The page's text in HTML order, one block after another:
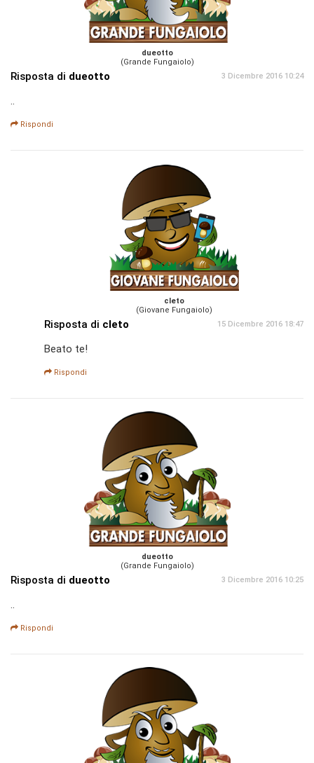
dueotto
(Grande Fungaiolo)
Risposta di dueotto 3 Dicembre 2016 10:24
..
Rispondi
cleto
(Giovane Fungaiolo)
Risposta di cleto 15 Dicembre 2016 18:47
Beato te!
Rispondi
dueotto
(Grande Fungaiolo)
Risposta di dueotto 3 Dicembre 2016 10:25
..
Rispondi